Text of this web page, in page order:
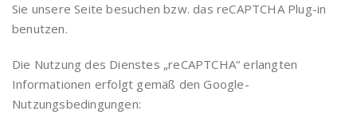
Sie unsere Seite besuchen bzw. das reCAPTCHA Plug-in
benutzen.
Die Nutzung des Dienstes „reCAPTCHA“ erlangten
Informationen erfolgt gemäß den Google-
Nutzungsbedingungen: